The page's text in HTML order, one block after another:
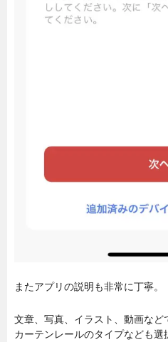
またアプリの説明も非常に丁寧。
文章、写真、イラスト、動画など
カーテンレールのタイプなども